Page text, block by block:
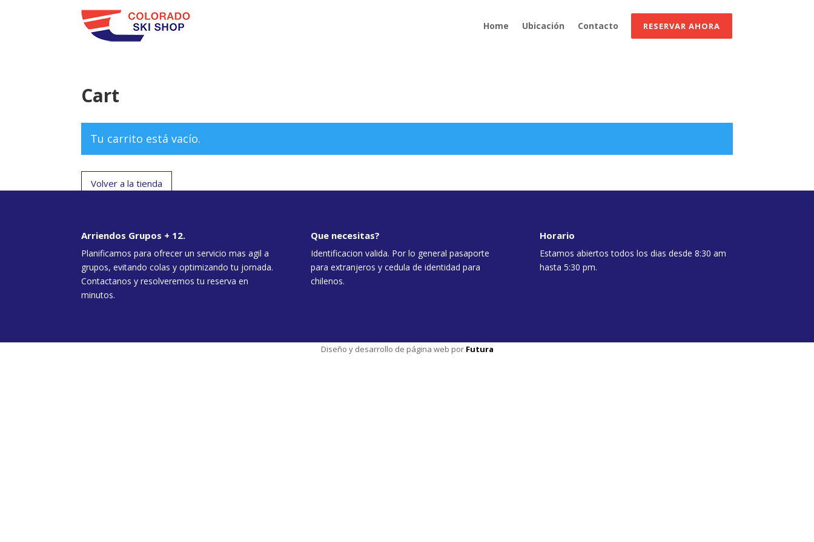
Home Ubicación Contacto RESERVAR AHORA
Cart
Tu carrito está vacío.
Volver a la tienda
Arriendos Grupos + 12.
Planificamos para ofrecer un servicio mas agil a
grupos, evitando colas y optimizando tu jornada.
Contactanos y resolveremos tu reserva en
minutos.
Que necesitas?
Identificacion valida. Por lo general pasaporte
para extranjeros y cedula de identidad para
chilenos.
Horario
Estamos abiertos todos los dias desde 8:30 am
hasta 5:30 pm.
Diseño y desarrollo de página web por Futura